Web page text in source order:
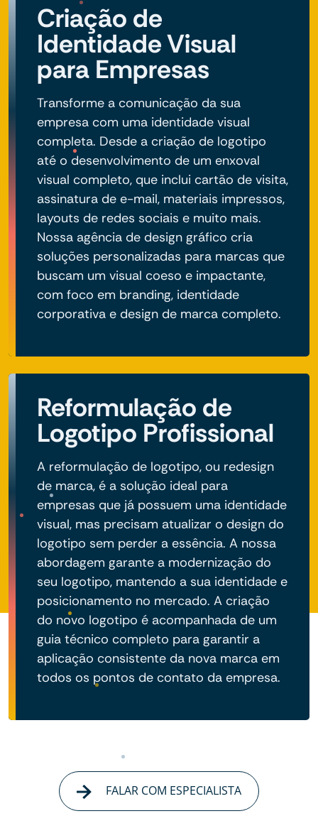
Criação de
Identidade Visual
para Empresas
Transforme a comunicação da sua
empresa com uma identidade visual
completa. Desde a criação de logotipo
até o desenvolvimento de um enxoval
visual completo, que inclui cartão de visita,
assinatura de e-mail, materiais impressos,
layouts de redes sociais e muito mais.
Nossa agência de design gráfico cria
soluções personalizadas para marcas que
buscam um visual coeso e impactante,
com foco em branding, identidade
corporativa e design de marca completo.
Reformulação de
Logotipo Profissional
A reformulação de logotipo, ou redesign
de marca, é a solução ideal para
empresas que já possuem uma identidade
visual, mas precisam atualizar o design do
logotipo sem perder a essência. A nossa
abordagem garante a modernização do
seu logotipo, mantendo a sua identidade e
posicionamento no mercado. A criação
do novo logotipo é acompanhada de um
guia técnico completo para garantir a
aplicação consistente da nova marca em
todos os pontos de contato da empresa.
FALAR COM ESPECIALISTA